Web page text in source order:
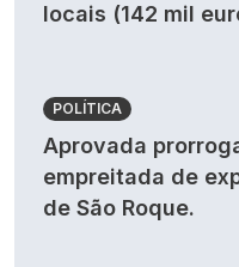
locais (142 mil
POLÍTICA
Aprovada
empreitada de
de São Roque.